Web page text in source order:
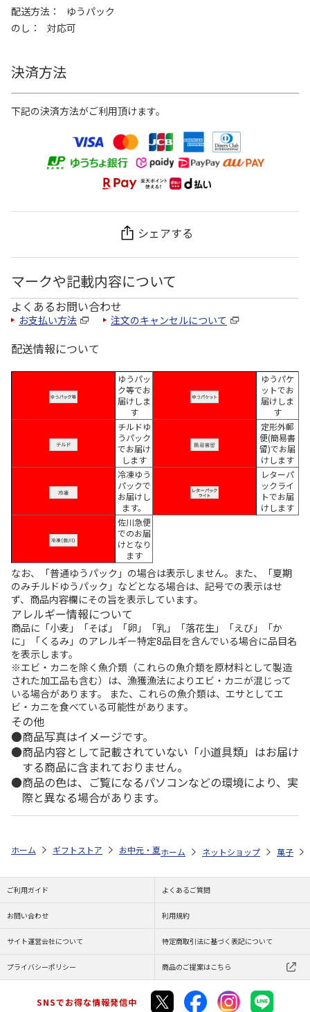
配送方法
ゆうパック
のし
対応可
決済方法
下記の決済方法がご利用頂けます。
シェアする
マークや記載内容について
よくあるお問い合わせ
お支払い方法 注文のキャンセルについて
配送情報について
ゆうパッ
ク等でお
届けしま
す
ゆうパケ
ットでお
届けしま
す
チルドゆ
うパック
でお届け
します
定形外郵
便(簡易書
留)でお届
けします
冷凍ゆう
パックで
お届けし
ます。
レターパ
ックライ
トでお届
けします
佐川急便
でのお届
けとなり
ます
なお、「普通ゆうパック」の場合は表示しません。また、「夏期
のみチルドゆうパック」などとなる場合は、記号での表示はせ
ず、商品内容欄にその旨を表示しています。
アレルギー情報について
商品に「小麦」「そば」「卵」「乳」「落花生」「えび」「か
に」「くるみ」のアレルギー特定8品目を含んでいる場合に品目名
を表示します。
※エビ・カニを除く魚介類（これらの魚介類を原材料として製造
された加工品も含む）は、漁獲漁法によりエビ・カニが混じって
いる場合があります。 また、これらの魚介類は、エサとしてエ
ビ・カニを食べている可能性があります。
その他
商品写真はイメージです。
商品内容として記載されていない「小道具類」はお届け
する商品に含まれておりません。
商品の色は、ご覧になるパソコンなどの環境により、実
際と異なる場合があります。
ホーム ギフトストア お中元・夏ギフト特集 2026 ゆうゆうギフト
ホーム ネットショップ 菓子
ご利用ガイド よくあるご質問
お問い合わせ 利用規約
サイト運営会社について 特定商取引法に基づく表記について
プライバシーポリシー 商品のご提案はこちら
SNSでお得な情報発信中